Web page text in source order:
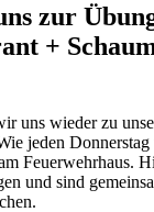
zur
+
uns wieder zu
jeden
Feuerwehrhaus.
und sind